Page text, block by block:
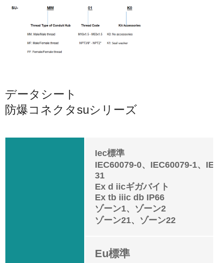
データシート
防爆コネクタsuシリーズ
Iec標準
IEC60079-0、IEC60079-1、
31
Ex d iicギガバイト
Ex tb iiic db IP66
ゾーン1、ゾーン2
ゾーン21、ゾーン22
Eu標準